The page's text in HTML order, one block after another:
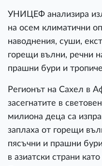
УНИЦЕФ анализира
на осем климатични
наводнения, суши,
горещи вълни, речни
прашни бури и
Регионът на Сахел в
засегнатите в
милиона деца са
заплаха от горещи
пясъчни и прашни
в азиатски страни